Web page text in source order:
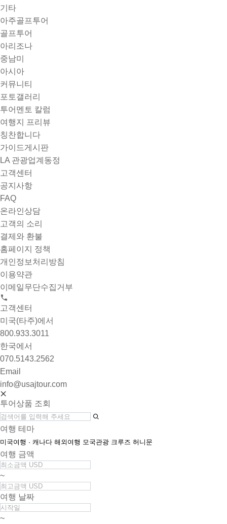
기타
아주골프투어
골프투어
아리조나
중남미
아시아
커뮤니티
포토갤러리
투어멘토 칼럼
여행지 프리뷰
칭찬합니다
가이드게시판
LA 관광업계동정
고객센터
공지사항
FAQ
온라인상담
고객의 소리
결제와 환불
홈페이지 정책
개인정보처리방침
이용약관
이메일무단수집거부
고객센터
미국(타주)에서
800.933.3011
한국에서
070.5143.2562
Email
info@usajtour.com
투어상품 조회
여행 테마
미국여행 · 캐나다 해외여행 모국관광 크루즈 허니문
여행 금액
~
여행 날짜
~